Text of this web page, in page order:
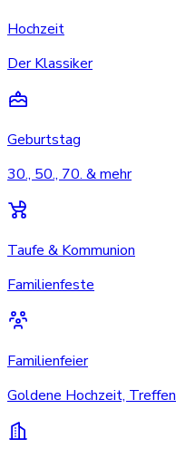
Hochzeit
Der Klassiker
Geburtstag
30., 50., 70. & mehr
Taufe & Kommunion
Familienfeste
Familienfeier
Goldene Hochzeit, Treffen